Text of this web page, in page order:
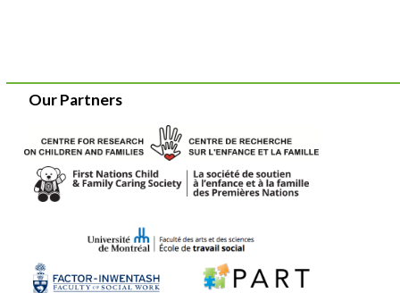
Our Partners